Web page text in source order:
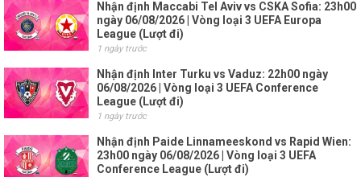
Nhận định Maccabi Tel Aviv vs CSKA Sofia: 23h00
ngày 06/08/2026 | Vòng loại 3 UEFA Europa
League (Lượt đi)
1 ngày trước
Nhận định Inter Turku vs Vaduz: 22h00 ngày
06/08/2026 | Vòng loại 3 UEFA Conference
League (Lượt đi)
1 ngày trước
Nhận định Paide Linnameeskond vs Rapid Wien:
23h00 ngày 06/08/2026 | Vòng loại 3 UEFA
Conference League (Lượt đi)